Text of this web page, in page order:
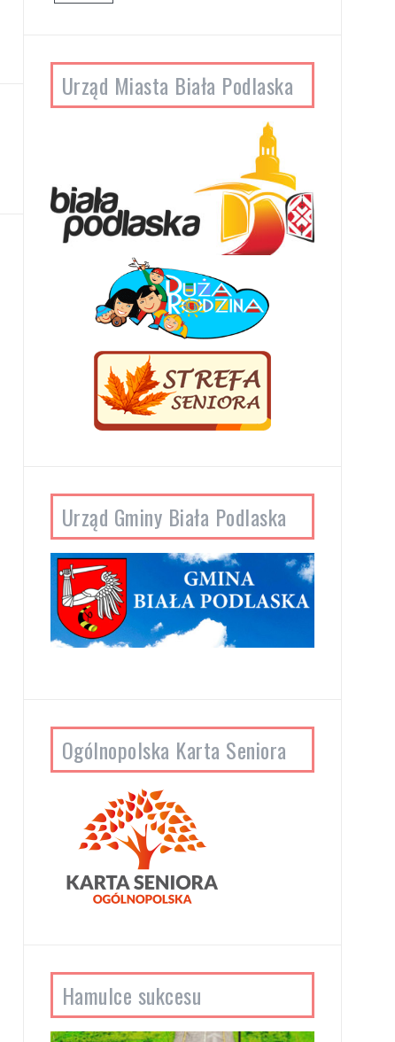
Urząd Miasta Biała Podlaska
Urząd Gminy Biała Podlaska
Ogólnopolska Karta Seniora
Hamulce sukcesu